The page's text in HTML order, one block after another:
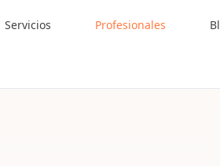
Servicios Profesionales